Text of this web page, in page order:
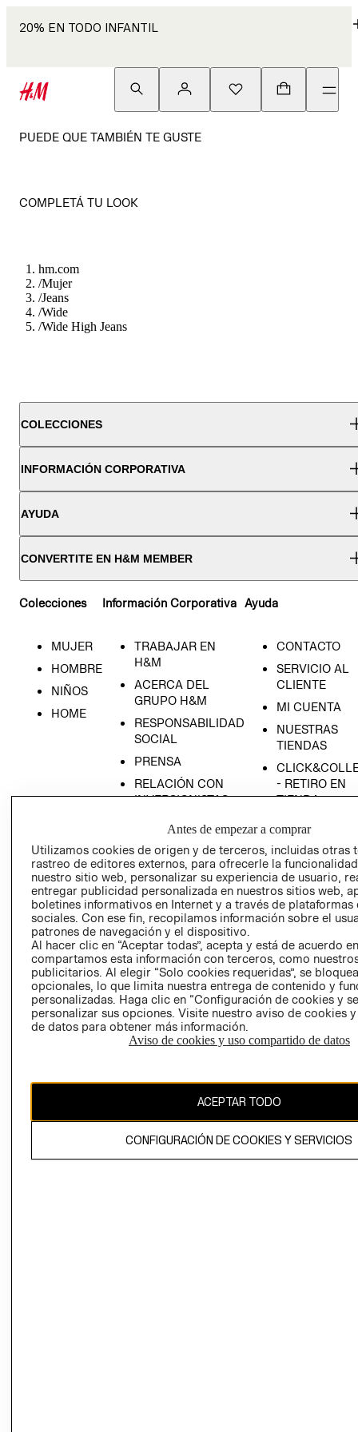
20% EN TODO INFANTIL
PUEDE QUE TAMBIÉN TE GUSTE
COMPLETÁ TU LOOK
hm.com
/Mujer
/Jeans
/Wide
/Wide High Jeans
COLECCIONES
INFORMACIÓN CORPORATIVA
AYUDA
CONVERTITE EN H&M MEMBER
Colecciones
MUJER
HOMBRE
NIÑOS
HOME
Información Corporativa
TRABAJAR EN
H&M
ACERCA DEL
GRUPO H&M
RESPONSABILIDAD
SOCIAL
PRENSA
RELACIÓN CON
INVERSIONISTAS
POLÍTICA
EMPRESARIAL
Ayuda
CONTACTO
SERVICIO AL
CLIENTE
MI CUENTA
NUESTRAS
TIENDAS
- RETIRO EN
TIENDA
CONDICIONES
AVISO DE
PRIVACIDAD
GIFT CARD
AVISO DE
El contenido de esta página web está protegido por copyright y es
propiedad de H&M Hennes & Mauritz AB.
Antes de empezar a comprar
Utilizamos cookies de origen y de terceros, incluidas otras
rastreo de editores externos, para ofrecerle la
nuestro sitio web, personalizar su experiencia de usuario,
entregar publicidad personalizada en nuestros sitios web,
boletines informativos en Internet y a través de plataformas
sociales. Con ese fin, recopilamos información sobre el
patrones de navegación y el dispositivo.
Al hacer clic en “Aceptar todas”, acepta y está de acuerdo
compartamos esta información con terceros, como
publicitarios. Al elegir “Solo cookies requeridas”, se
opcionales, lo que limita nuestra entrega de contenido y
personalizadas. Haga clic en “Configuración de cookies y
personalizar sus opciones. Visite nuestro aviso de cookies
de datos para obtener más información.
Aviso de cookies y uso compartido de datos
ACEPTAR TODO
CONFIGURACIÓN DE COOKIES Y SERVICIOS